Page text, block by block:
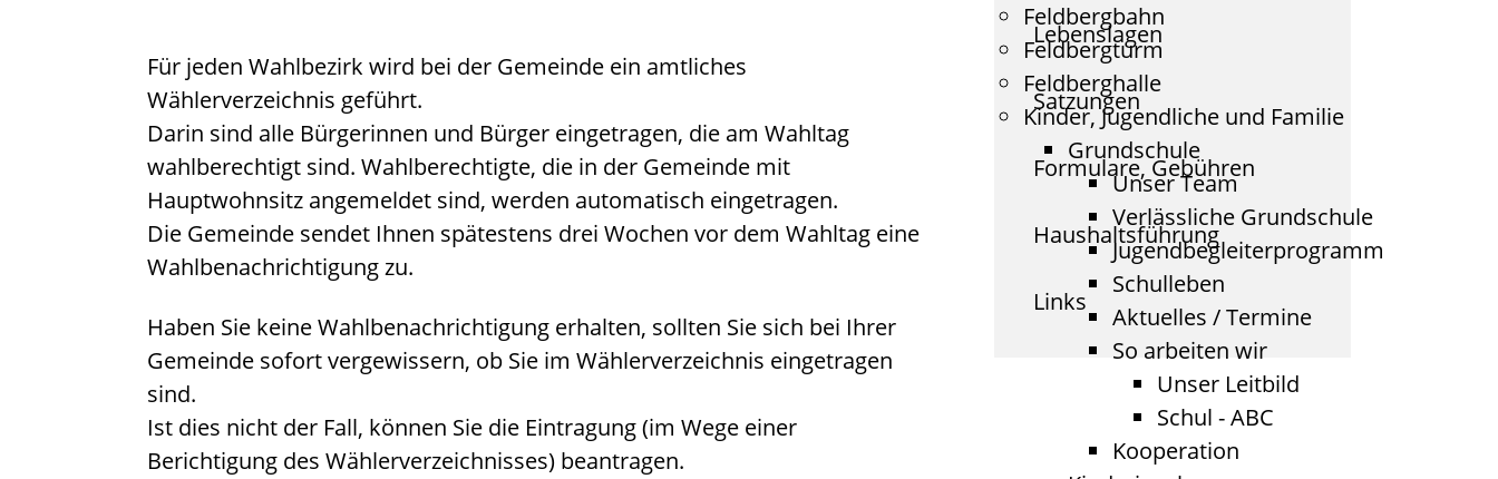
Feldbergbahn
Feldbergturm
Feldberghalle
Kinder, Jugendliche und Familie
Grundschule
Unser Team
Verlässliche Grundschule
Jugendbegleiterprogramm
Schulleben
Aktuelles / Termine
So arbeiten wir
Unser Leitbild
Schul - ABC
Kooperation
Für jeden Wahlbezirk wird bei der Gemeinde ein amtliches
Wählerverzeichnis geführt.
Darin sind alle Bürgerinnen und Bürger eingetragen, die am Wahltag
wahlberechtigt sind. Wahlberechtigte, die in der Gemeinde mit
Hauptwohnsitz angemeldet sind, werden automatisch eingetragen.
Die Gemeinde sendet Ihnen spätestens drei Wochen vor dem Wahltag eine
Wahlbenachrichtigung zu.
Haben Sie keine Wahlbenachrichtigung erhalten, sollten Sie sich bei Ihrer
Gemeinde sofort vergewissern, ob Sie im Wählerverzeichnis eingetragen
sind.
Ist dies nicht der Fall, können Sie die Eintragung (im Wege einer
Berichtigung des Wählerverzeichnisses) beantragen.
Lebenslagen
Satzungen
Formulare, Gebühren
Haushaltsführung
Links